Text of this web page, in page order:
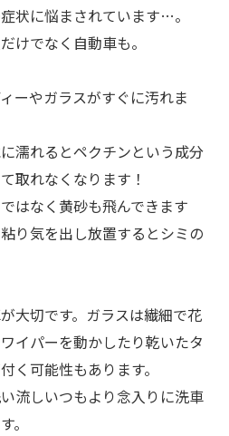
状に悩まされています…。
けでなく自動車も。
ーやガラスがすぐに汚れま
濡れるとペクチンという成分
取れなくなります！
はなく黄砂も飛んできます
り気を出し放置するとシミの
大切です。ガラスは繊細で花
イパーを動かしたり乾いたタ
く可能性もあります。
流しいつもより念入りに洗車
。